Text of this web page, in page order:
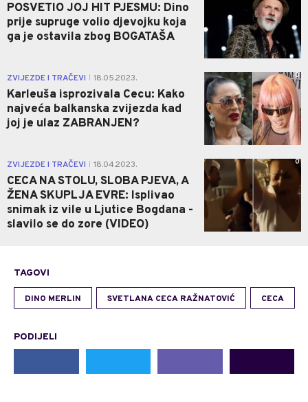
POSVETIO JOJ HIT PJESMU: Dino
prije supruge volio djevojku koja
ga je ostavila zbog BOGATAŠA
ZVIJEZDE I TRAČEVI 18.05.2023.
Karleuša isprozivala Cecu: Kako
najveća balkanska zvijezda kad
joj je ulaz ZABRANJEN?
0
ZVIJEZDE I TRAČEVI 18.04.2023.
CECA NA STOLU, SLOBA PJEVA, A
ŽENA SKUPLJA EVRE: Isplivao
snimak iz vile u Ljutice Bogdana -
slavilo se do zore (VIDEO)
0
TAGOVI
DINO MERLIN SVETLANA CECA RAŽNATOVIĆ CECA
PODIJELI